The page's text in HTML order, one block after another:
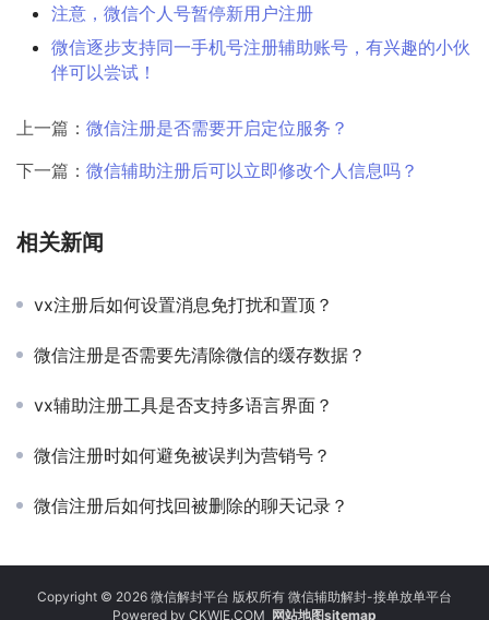
注意，微信个人号暂停新用户注册
微信逐步支持同一手机号注册辅助账号，有兴趣的小伙
伴可以尝试！
上一篇： 微信注册是否需要开启定位服务？
下一篇： 微信辅助注册后可以立即修改个人信息吗？
相关新闻
vx注册后如何设置消息免打扰和置顶？
微信注册是否需要先清除微信的缓存数据？
vx辅助注册工具是否支持多语言界面？
微信注册时如何避免被误判为营销号？
微信注册后如何找回被删除的聊天记录？
Copyright © 2026 微信解封平台 版权所有 微信辅助解封-接单放单平台
Powered by CKWIE.COM 网站地图sitemap